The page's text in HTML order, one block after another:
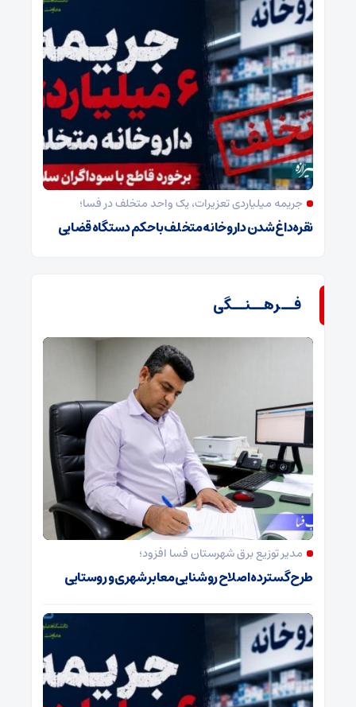
جریمه میلیاردی تعزیرات، یک واحد متخلف در فسا؛
نقره‌داغ شدن داروخانه متخلف با حکم دستگاه قضایی
فــرهــنــگی
مدیر توزیع برق شهرستان فسا افزود؛
طرح گسترده اصلاح روشنایی معابر شهری و روستایی